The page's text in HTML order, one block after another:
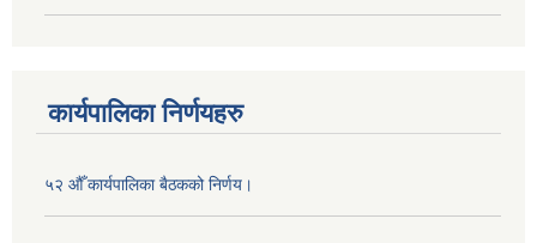
कार्यपालिका निर्णयहरु
५२ औँ कार्यपालिका बैठकको निर्णय।